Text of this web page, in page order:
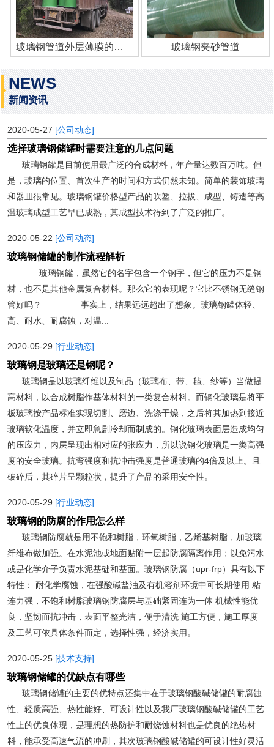
玻璃钢管道外层薄膜的作用 玻璃钢夹砂管道
NEWS
新闻资讯
2020-05-27 [公司动态]
选择玻璃钢储罐时需要注意的几点问题
玻璃钢罐是目前使用最广泛的合成材料，年产量达数百万吨。但
是，玻璃的位置、首次生产的时间和方式仍然未知。简单的装饰玻璃
和器皿很常见。玻璃钢罐价格型产品的吹塑、拉拔、成型、铸造等高
温玻璃成型工艺早已成熟，其成型技术得到了广泛的推广。
2020-05-22 [公司动态]
玻璃钢储罐的制作流程解析
玻璃钢罐，虽然它的名字包含一个钢字，但它的压力不是钢
材，也不是其他金属复合材料。那么它的表现呢？它比不锈钢无缝钢
管好吗？ 事实上，结果远远超出了想象。玻璃钢罐体轻、
高、耐水、耐腐蚀，对温...
2020-05-29 [行业动态]
玻璃钢是玻璃还是钢呢？
玻璃钢是以玻璃纤维以及制品（玻璃布、带、毡、纱等）当做提
高材料，以合成树脂作基体材料的一类复合材料。而钢化玻璃是将平
板玻璃按产品标准实现切割、磨边、洗涤干燥，之后将其加热到接近
玻璃软化温度，并立即急剧冷却而制成的。钢化玻璃表面层造成均匀
的压应力，内层呈现出相对应的张应力，所以说钢化玻璃是一类高强
度的安全玻璃。抗弯强度和抗冲击强度是普通玻璃的4倍及以上。且
破碎后，其碎片呈颗粒状，提升了产品的采用安全性。
2020-05-29 [行业动态]
玻璃钢的防腐的作用怎么样
玻璃钢防腐就是用不饱和树脂，环氧树脂，乙烯基树脂，加玻璃
纤维布做加强。在水泥池或地面贴附一层起防腐隔离作用；以免污水
或是化学介子负责水泥基础和基面。玻璃钢防腐（upr-frp）具有以下
特性： 耐化学腐蚀，在强酸碱盐油及有机溶剂环境中可长期使用 粘
连力强，不饱和树脂玻璃钢防腐层与基础紧固连为一体 机械性能优
良，坚韧而抗冲击，表面平整光洁，便于清洗 施工方便，施工厚度
及工艺可依具体条件而定，选择性强，经济实用。
2020-05-25 [技术支持]
玻璃钢储罐的优缺点有哪些
玻璃钢储罐的主要的优特点还集中在于玻璃钢酸碱储罐的耐腐蚀
性、轻质高强、热性能好、可设计性以及我厂玻璃钢酸碱储罐的工艺
性上的优良体现，是理想的热防护和耐烧蚀材料也是优良的绝热材
料，能承受高速气流的冲刷，其次玻璃钢酸碱储罐的可设计性好灵活